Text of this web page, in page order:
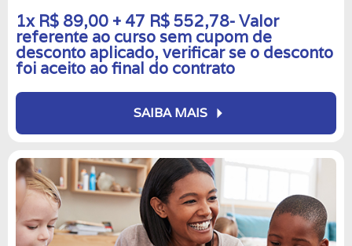
1x R$ 89,00 + 47 R$ 552,78- Valor
referente ao curso sem cupom de
desconto aplicado, verificar se o desconto
foi aceito ao final do contrato
SAIBA MAIS arrow_right